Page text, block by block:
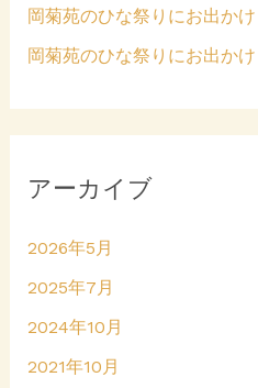
岡菊苑のひな祭りにお出かけ
岡菊苑のひな祭りにお出かけ
アーカイブ
2026年5月
2025年7月
2024年10月
2021年10月